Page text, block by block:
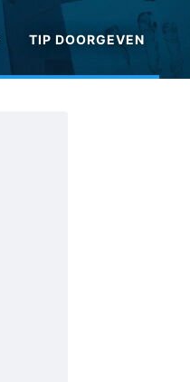
TIP DOORGEVEN